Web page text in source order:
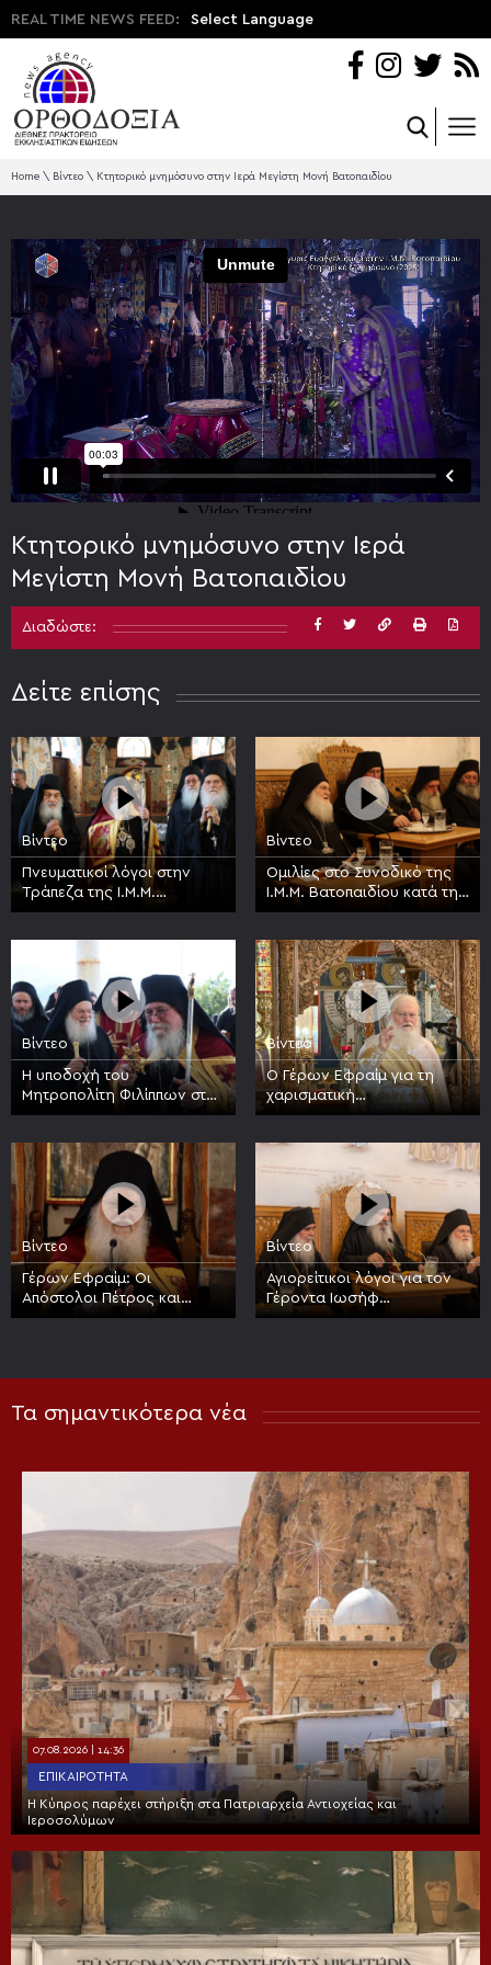
REAL TIME NEWS FEED: Select Language
Home \ Βίντεο \ Κτητορικό μνημόσυνο στην Ιερά Μεγίστη Μονή Βατοπαιδίου
Κτητορικό μνημόσυνο στην Ιερά
Μεγίστη Μονή Βατοπαιδίου
Διαδώστε:
Δείτε επίσης
Βίντεο
Πνευματικοί λόγοι στην
Τράπεζα της Ι.Μ.Μ.
Βατοπαιδίου κατά την
Βίντεο
Ομιλίες στο Συνοδικό της
Ι.Μ.Μ. Βατοπαιδίου κατά την
πανήγυρη της Συνάξεως
Αγίων
Βίντεο
Η υποδοχή του
Μητροπολίτη Φιλίππων στην
Ιερά Μεγίστη Μονή
Βίντεο
Ο Γέρων Εφραίμ για τη
χαρισματική
προσωπικότητα του Οσίου
Βίντεο
Γέρων Εφραίμ: Οι
Απόστολοι Πέτρος και
Παύλος είναι στυλοβάτες
Βίντεο
Αγιορείτικοι λόγοι για τον
Γέροντα Ιωσήφ
Βατοπαιδινό, 17 έτη από
Τα σημαντικότερα νέα
07.08.2026 | 14:36
ΕΠΙΚΑΙΡΌΤΗΤΑ
Η Κύπρος παρέχει στήριξη στα Πατριαρχεία Αντιοχείας και
Ιεροσολύμων